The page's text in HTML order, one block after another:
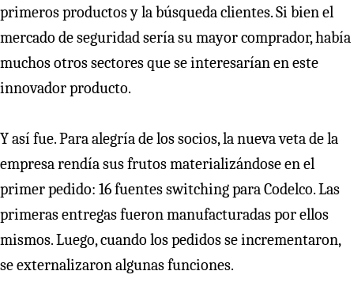
primeros productos y la búsqueda clientes. Si bien el
mercado de seguridad sería su mayor comprador, había
muchos otros sectores que se interesarían en este
innovador producto.
Y así fue. Para alegría de los socios, la nueva veta de la
empresa rendía sus frutos materializándose en el
primer pedido: 16 fuentes switching para Codelco. Las
primeras entregas fueron manufacturadas por ellos
mismos. Luego, cuando los pedidos se incrementaron,
se externalizaron algunas funciones.